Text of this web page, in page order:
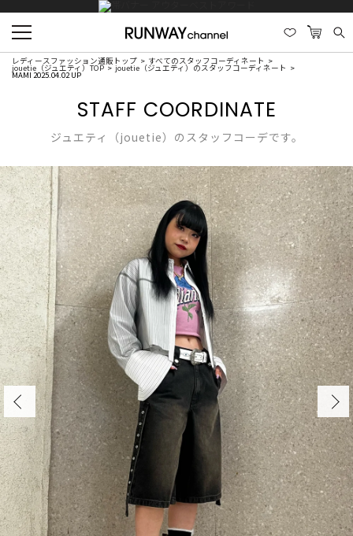
レディースファッション通販トップ すべてのスタッフコーディネート
jouetie（ジュエティ）TOP jouetie（ジュエティ）のスタッフコーディネート
MAMI 2025.04.02 UP
STAFF COORDINATE
ジュエティ（jouetie）のスタッフコーデです。